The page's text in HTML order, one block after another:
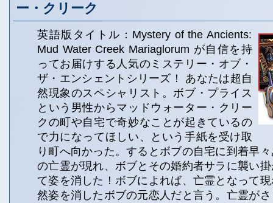
ー・クリーク
英語版タイトル：Mystery of the Ancients:
Mud Water Creek Mariaglorum が自信を持
ってお届けする人気のミステリー・オブ・
ザ・エンシェントシリーズ！ あなたは超自
然現象のスペシャリスト。ボブ・プライス
という男性からマッドウォーター・クリー
クの町や自宅で奇妙なことが起きているの
で力になってほしい、という手紙を受け取
り町へ向かった。するとボブの自宅に到着早
の亡霊が現れ、ボブとその婚約者サラに襲い
て姿を消した！ボブによれば、亡霊となって
然姿を消したボブの元恋人だと言う。亡霊が